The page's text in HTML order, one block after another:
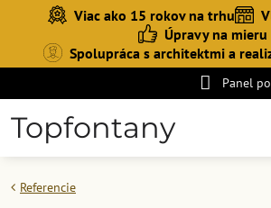
Viac ako 15 rokov na trhu
Úpravy na mieru
Spolupráca s architektmi a
Panel
Topfontany
Referencie